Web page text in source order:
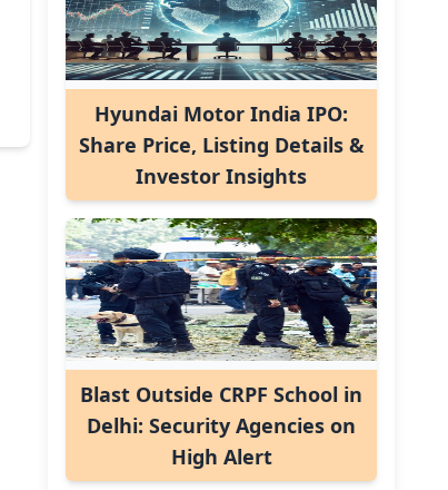
Hyundai Motor India IPO:
Share Price, Listing Details &
Investor Insights
Blast Outside CRPF School in
Delhi: Security Agencies on
High Alert